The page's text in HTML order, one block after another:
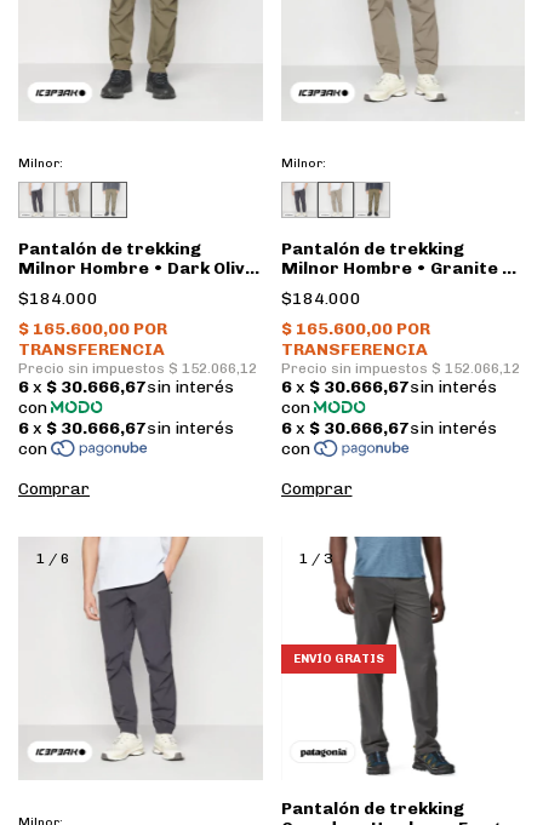
Milnor:
Pantalón de trekking
Milnor Hombre • Dark Olive
• Icepeak
$184.000
Comprar
Milnor:
Pantalón de trekking
Milnor Hombre • Granite •
Icepeak
$184.000
Comprar
1 / 6 1 / 3
ENVÍO GRATIS
Pantalón de trekking